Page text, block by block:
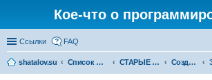
Кое-что о
Ссылки FAQ
shatalov.su Список форумов СТАРЫЕ УРОКИ Создание игр шаг за шагом